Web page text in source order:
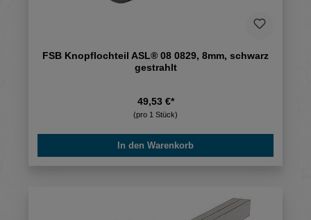
FSB Knopflochteil ASL® 08 0829, 8mm, schwarz
gestrahlt
49,53 €*
(pro 1 Stück)
In den Warenkorb